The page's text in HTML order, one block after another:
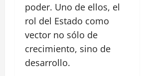
poder. Uno de ellos, el
rol del Estado como
vector no sólo de
crecimiento, sino de
desarrollo.